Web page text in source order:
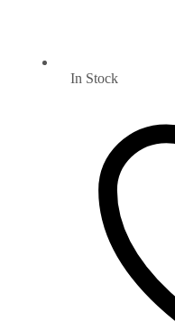
In Stock